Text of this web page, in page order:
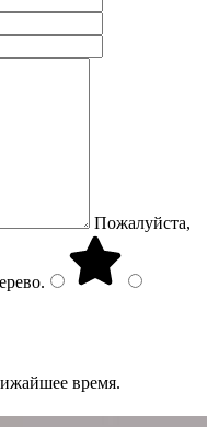
Пожалуйста,
.
время.